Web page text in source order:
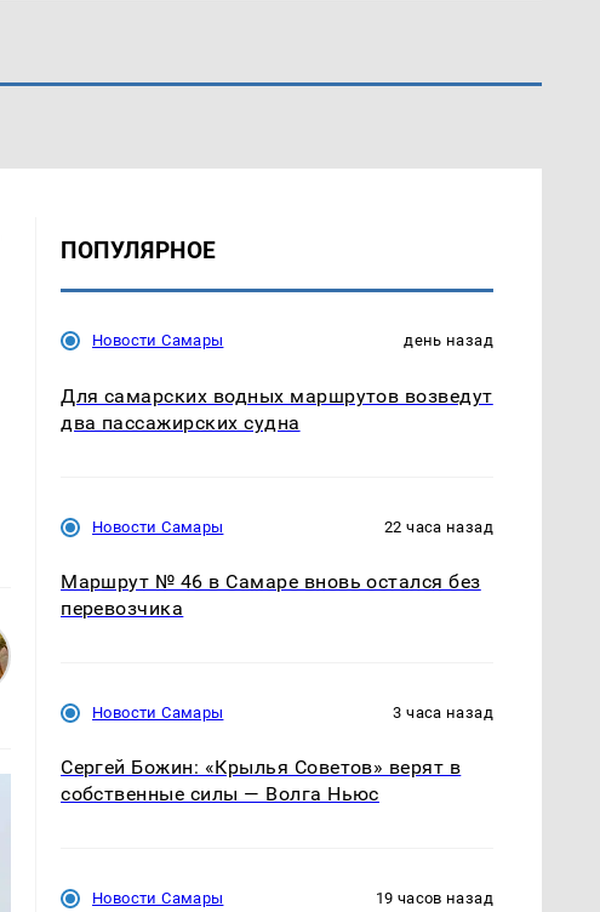
ПОПУЛЯРНОЕ
Новости Самары день назад
Для самарских водных маршрутов возведут
два пассажирских судна
Новости Самары 22 часа назад
Маршрут № 46 в Самаре вновь остался без
перевозчика
Новости Самары 3 часа назад
Сергей Божин: «Крылья Советов» верят в
собственные силы — Волга Ньюс
Новости Самары 19 часов назад